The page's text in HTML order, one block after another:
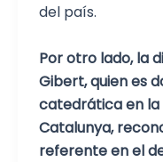
del país.
Por otro lado, la
Gibert, quien es
catedrática en la
Catalunya,
referente en el